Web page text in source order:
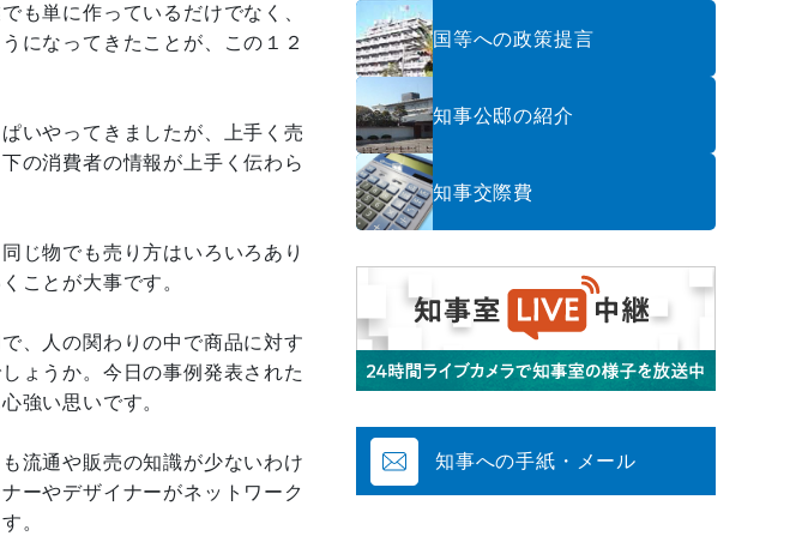
も単に作っているだけでなく、
になってきたことが、この１２
いやってきましたが、上手く売
の消費者の情報が上手く伝わら
じ物でも売り方はいろいろあり
ことが大事です。
、人の関わりの中で商品に対す
ょうか。今日の事例発表された
強い思いです。
流通や販売の知識が少ないわけ
ーやデザイナーがネットワーク
。
国等への政策提言
知事公邸の紹介
知事交際費
知事への手紙・メール